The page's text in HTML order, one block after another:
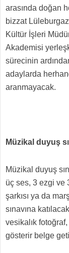
arasında doğan
bizzat
Kültür İşleri
Akademisi
sürecinin
adaylarda
aranmayacak.
Müzikal duyuş
Müzikal duyuş
üç ses, 3 ezgi ve
şarkısı ya da
sınavına
vesikalık
gösterir belge